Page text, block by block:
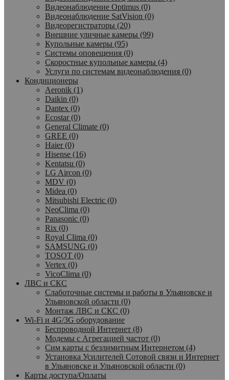
Видеонаблюдение Optimus (0)
Видеонаблюдение SatVision (0)
Видеорегистраторы (20)
Внешние уличные камеры (99)
Купольные камеры (95)
Системы оповещения (0)
Скоростные купольные камеры (4)
Услуги по системам видеонаблюдения (0)
Кондиционеры
Aeronik (1)
Daikin (0)
Dantex (0)
Ecostar (0)
General Climate (0)
GREE (0)
Haier (0)
Hisense (16)
Kentatsu (0)
LG Aircon (0)
MDV (0)
Midea (0)
Mitsubishi Electric (0)
NeoClima (0)
Panasonic (0)
Rix (0)
Royal Clima (0)
SAMSUNG (0)
TOSOT (0)
Vertex (0)
VicoClima (0)
ЛВС и СКС
Слаботочные системы и работы в Ульяновске и
Ульяновской области (0)
Монтаж ЛВС и СКС (0)
Wi-Fi и 4G/3G оборудование
Беспроводной Интернет (8)
Модемы с Агрегацией частот (0)
Сим карты с безлимитным Интернетом (4)
Установка Усилителей Сотовой связи и Интернет
в Ульяновске и Ульяновской области (0)
Карты доступа/Оплаты